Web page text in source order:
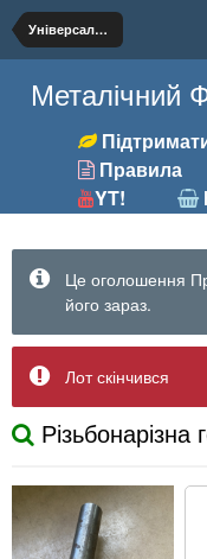
Універсальна
Металічний
Правила
YT!
Це оголошення
його зараз.
Лот скінчився